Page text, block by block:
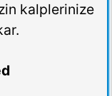
kalplerinize